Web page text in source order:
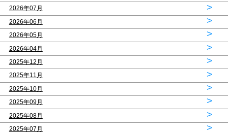
2026年07月 >
2026年06月 >
2026年05月 >
2026年04月 >
2025年12月 >
2025年11月 >
2025年10月 >
2025年09月 >
2025年08月 >
2025年07月 >